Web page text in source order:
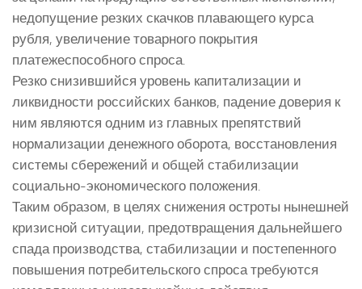
недопущение резких скачков плавающего курса
рубля, увеличение товарного покрытия
платежеспособного спроса.
Резко снизившийся уровень капитализации и
ликвидности российских банков, падение доверия к
ним являются одним из главных препятствий
нормализации денежного оборота, восстановления
системы сбережений и общей стабилизации
социально-экономического положения.
Таким образом, в целях снижения остроты нынешней
кризисной ситуации, предотвращения дальнейшего
спада производства, стабилизации и постепенного
повышения потребительского спроса требуются